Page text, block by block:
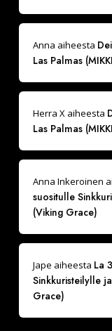
Anna aiheesta
Las Palmas
Herra Xaiheesta
Las Palmas
Anna Inkeroinen
suositulle
(Viking Grace)
Jape aiheesta La
Sinkkuristeilylle
Grace)